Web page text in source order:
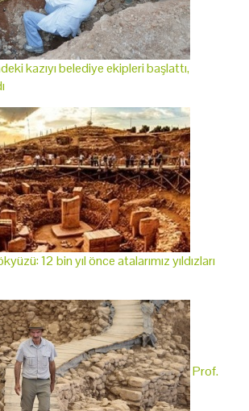
kazıyı belediye ekipleri başlattı,
12 bin yıl önce atalarımız yıldızları
Prof.